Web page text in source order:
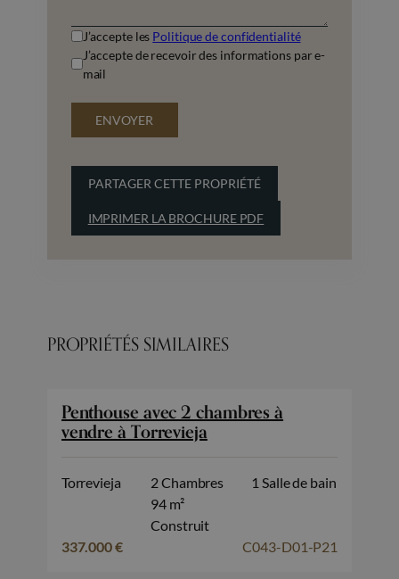
J’accepte les Politique de confidentialité
J’accepte de recevoir des informations par e-
mail
ENVOYER
PARTAGER CETTE PROPRIÉTÉ
IMPRIMER LA BROCHURE PDF
PROPRIÉTÉS SIMILAIRES
Penthouse avec 2 chambres à
vendre à Torrevieja
Torrevieja 2 Chambres
1 Salle de bain
94 m²
Construit
337.000 €
C043-D01-P21